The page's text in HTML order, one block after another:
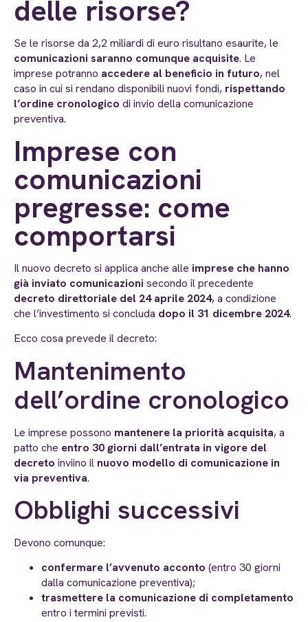
delle risorse?
Se le risorse da 2,2 miliardi di euro risultano esaurite, le
comunicazioni saranno comunque acquisite. Le
imprese potranno accedere al beneficio in futuro, nel
caso in cui si rendano disponibili nuovi fondi, rispettando
l’ordine cronologico di invio della comunicazione
preventiva.
Imprese con
comunicazioni
pregresse: come
comportarsi
Il nuovo decreto si applica anche alle imprese che hanno
già inviato comunicazioni secondo il precedente
decreto direttoriale del 24 aprile 2024, a condizione
che l’investimento si concluda dopo il 31 dicembre 2024.
Ecco cosa prevede il decreto:
Mantenimento
dell’ordine cronologico
Le imprese possono mantenere la priorità acquisita, a
patto che entro 30 giorni dall’entrata in vigore del
decreto inviino il nuovo modello di comunicazione in
via preventiva.
Obblighi successivi
Devono comunque:
confermare l’avvenuto acconto (entro 30 giorni
dalla comunicazione preventiva);
trasmettere la comunicazione di completamento
entro i termini previsti.